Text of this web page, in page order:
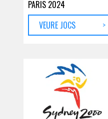
PARIS 2024
VEURE JOCS
>